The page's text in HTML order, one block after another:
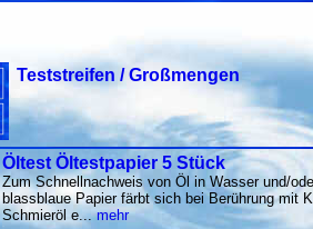
Teststreifen / Großmengen
Öltest Öltestpapier 5 Stück
Zum Schnellnachweis von Öl in Wasser und/
blassblaue Papier färbt sich bei Berührung mit
Schmieröl e...mehr